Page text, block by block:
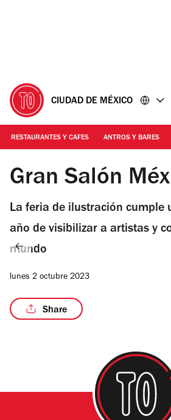
CIUDAD DE MÉXICO
RESTAURANTES Y CAFES ANTROS Y BARES
Foto: Emilia Schettino
Gran Salón
La feria de ilustración cumple
año de visibilizar a artistas y
mundo
lunes 2 octubre 2023
Share